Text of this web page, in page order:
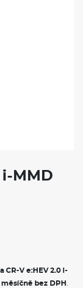
i-MMD
CR-V e:HEV 2.0 i-
měsíčně bez DPH